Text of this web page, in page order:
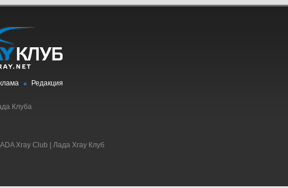
Редакция
Клуба
Xray Club | Лада Xray Клуб